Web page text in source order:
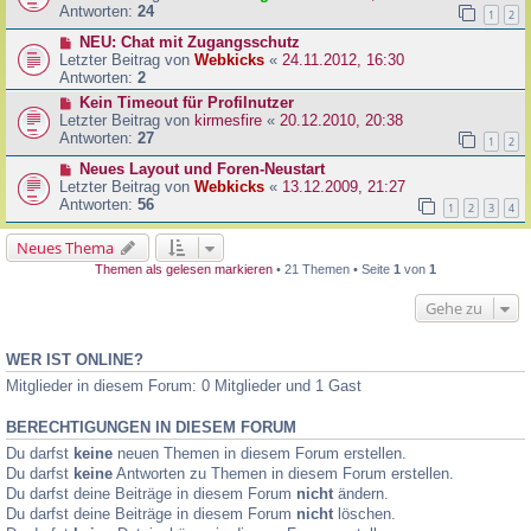
Antworten: 24 1 2
NEU: Chat mit Zugangsschutz
Letzter Beitrag von Webkicks « 24.11.2012, 16:30
Antworten: 2
Kein Timeout für Profilnutzer
Letzter Beitrag von kirmesfire « 20.12.2010, 20:38
Antworten: 27 1 2
Neues Layout und Foren-Neustart
Letzter Beitrag von Webkicks « 13.12.2009, 21:27
Antworten: 56 1 2 3 4
Neues Thema
Themen als gelesen markieren • 21 Themen • Seite 1 von 1
Gehe zu
WER IST ONLINE?
Mitglieder in diesem Forum: 0 Mitglieder und 1 Gast
BERECHTIGUNGEN IN DIESEM FORUM
Du darfst keine neuen Themen in diesem Forum erstellen.
Du darfst keine Antworten zu Themen in diesem Forum erstellen.
Du darfst deine Beiträge in diesem Forum nicht ändern.
Du darfst deine Beiträge in diesem Forum nicht löschen.